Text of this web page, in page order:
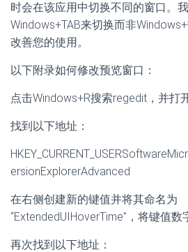
时会在该应用中切换不同的窗口。
Windows+TAB来切换而非
改善您的使用。
以下附录如何修改预览窗口：
点击Windows+R搜索regedit，并打
找到以下地址：
ersionExplorerAdvanced
在右侧创建新的键值并将其命名为
“ExtendedUIHoverTime”，将键值
再次找到以下地址：